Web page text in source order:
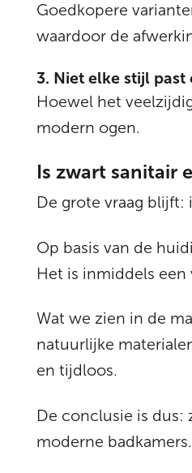
Goedkopere
waardoor de
3. Niet elke stijl past
Hoewel het
modern ogen.
Is zwart sanitair
De grote vraag blijft:
Op basis van de
Het is inmiddels een
Wat we zien in de
natuurlijke
en tijdloos.
De conclusie is dus:
moderne badkamers.